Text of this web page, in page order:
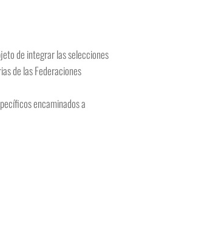
de integrar las selecciones
de las Federaciones
encaminados a